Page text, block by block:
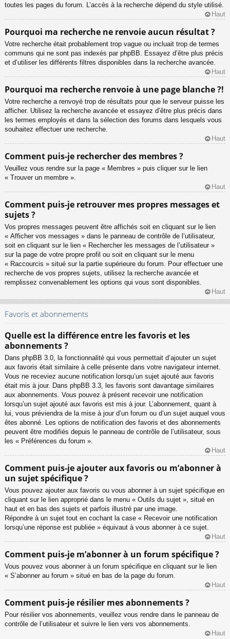
toutes les pages du forum. L’accès à la recherche dépend du style utilisé.
Haut
Pourquoi ma recherche ne renvoie aucun résultat ?
Votre recherche était probablement trop vague ou incluait trop de termes
communs qui ne sont pas indexés par phpBB. Essayez d’être plus précis
et d’utiliser les différents filtres disponibles dans la recherche avancée.
Haut
Pourquoi ma recherche renvoie à une page blanche ?!
Votre recherche a renvoyé trop de résultats pour que le serveur puisse les
afficher. Utilisez la recherche avancée et essayez d’être plus précis dans
les termes employés et dans la sélection des forums dans lesquels vous
souhaitez effectuer une recherche.
Haut
Comment puis-je rechercher des membres ?
Veuillez vous rendre sur la page « Membres » puis cliquer sur le lien
« Trouver un membre ».
Haut
Comment puis-je retrouver mes propres messages et
sujets ?
Vos propres messages peuvent être affichés soit en cliquant sur le lien
« Afficher vos messages » dans le panneau de contrôle de l’utilisateur,
soit en cliquant sur le lien « Rechercher les messages de l’utilisateur »
sur la page de votre propre profil ou soit en cliquant sur le menu
« Raccourcis » situé sur la partie supérieure du forum. Pour effectuer une
recherche de vos propres sujets, utilisez la recherche avancée et
remplissez convenablement les options qui vous sont disponibles.
Haut
Favoris et abonnements
Quelle est la différence entre les favoris et les
abonnements ?
Dans phpBB 3.0, la fonctionnalité qui vous permettait d’ajouter un sujet
aux favoris était similaire à celle présente dans votre navigateur internet.
Vous ne receviez aucune notification lorsqu’un sujet ajouté aux favoris
était mis à jour. Dans phpBB 3.3, les favoris sont davantage similaires
aux abonnements. Vous pouvez à présent recevoir une notification
lorsqu’un sujet ajouté aux favoris est mis à jour. L’abonnement, quant à
lui, vous préviendra de la mise à jour d’un forum ou d’un sujet auquel vous
êtes abonné. Les options de notification des favoris et des abonnements
peuvent être modifiés depuis le panneau de contrôle de l’utilisateur, sous
les « Préférences du forum ».
Haut
Comment puis-je ajouter aux favoris ou m’abonner à
un sujet spécifique ?
Vous pouvez ajouter aux favoris ou vous abonner à un sujet spécifique en
cliquant sur le lien approprié dans le menu « Outils du sujet », situé en
haut et en bas des sujets et parfois illustré par une image.
Répondre à un sujet tout en cochant la case « Recevoir une notification
lorsqu’une réponse est publiée » équivaut à vous abonner à ce sujet.
Haut
Comment puis-je m’abonner à un forum spécifique ?
Vous pouvez vous abonner à un forum spécifique en cliquant sur le lien
« S’abonner au forum » situé en bas de la page du forum.
Haut
Comment puis-je résilier mes abonnements ?
Pour résilier vos abonnements, veuillez vous rendre dans le panneau de
contrôle de l’utilisateur et suivre le lien vers vos abonnements.
Haut